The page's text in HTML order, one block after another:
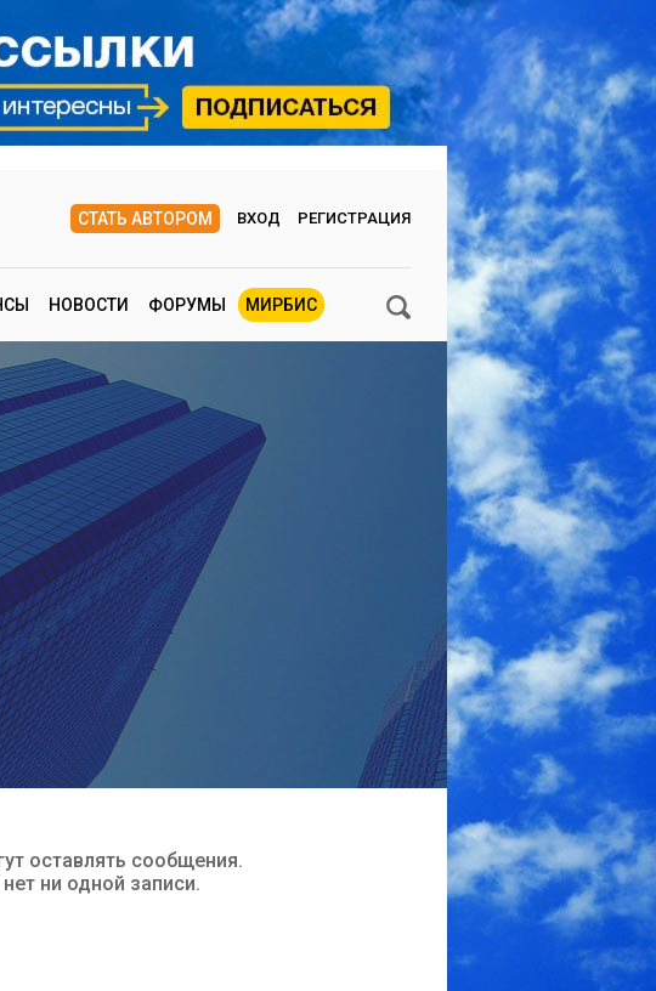
СТАТЬ АВТОРОМ ВХОД РЕГИСТРАЦИЯ
НОВОСТИ ФОРУМЫ МИРБИС
оставлять сообщения.
ни одной записи.